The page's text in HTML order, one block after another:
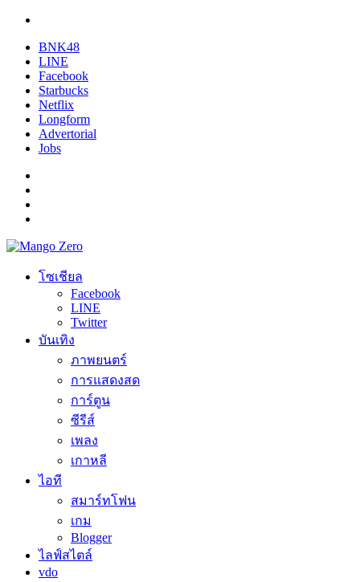
BNK48
LINE
Facebook
Starbucks
Netflix
Longform
Advertorial
Jobs
โซเชียล
Facebook
LINE
Twitter
บันเทิง
ภาพยนตร์
การแสดงสด
การ์ตูน
ซีรีส์
เพลง
เกาหลี
ไอที
สมาร์ทโฟน
เกม
Blogger
ไลฟ์สไตล์
vdo